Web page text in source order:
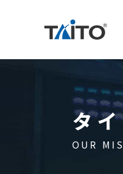
タ
OUR